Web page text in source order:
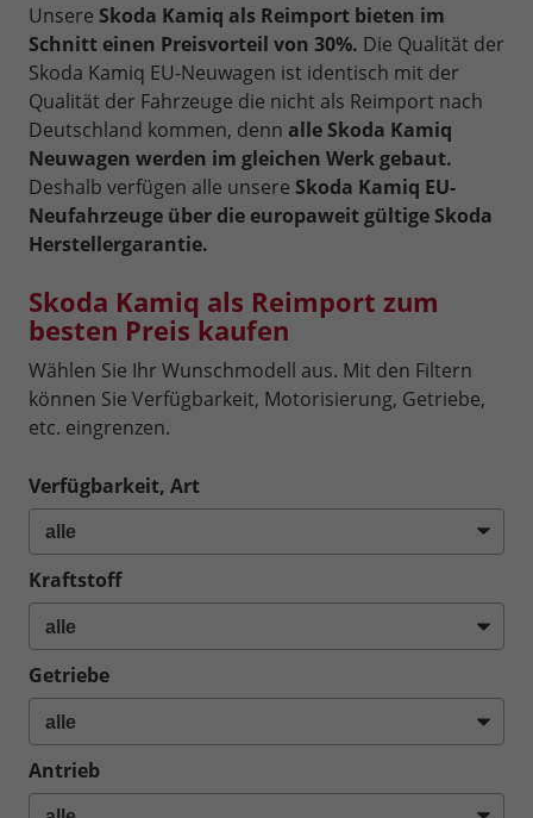
Unsere Skoda Kamiq als Reimport bieten im
Schnitt einen Preisvorteil von 30%. Die Qualität der
Skoda Kamiq EU-Neuwagen ist identisch mit der
Qualität der Fahrzeuge die nicht als Reimport nach
Deutschland kommen, denn alle Skoda Kamiq
Neuwagen werden im gleichen Werk gebaut.
Deshalb verfügen alle unsere Skoda Kamiq EU-
Neufahrzeuge über die europaweit gültige Skoda
Herstellergarantie.
Skoda Kamiq als Reimport zum
besten Preis kaufen
Wählen Sie Ihr Wunschmodell aus. Mit den Filtern
können Sie Verfügbarkeit, Motorisierung, Getriebe,
etc. eingrenzen.
Verfügbarkeit, Art
Kraftstoff
Getriebe
Antrieb